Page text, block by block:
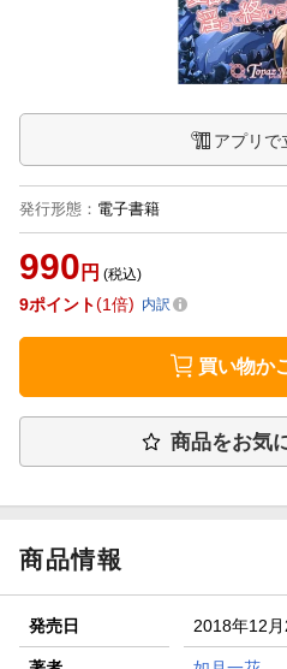
アプリで
発行形態 ： 電子書籍
990 円 (税込)
9ポイント 1倍 内訳
買い物か
商品をお気
商品情報
発売日 2018年12月